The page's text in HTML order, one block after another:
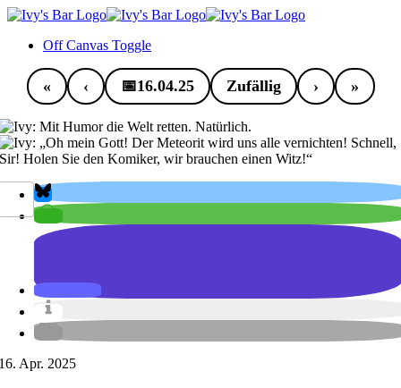
Zum
springenOff Canvas Toggle
📅16.04.25 Zufällig
Apr. 2025